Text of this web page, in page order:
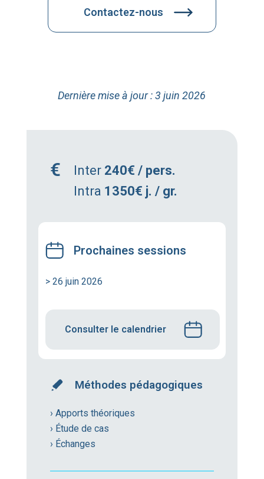
Contactez-nous
Dernière mise à jour : 3 juin 2026
Inter 240€ / pers.
Intra 1350€ j. / gr.
Prochaines sessions
> 26 juin 2026
Consulter le calendrier
Méthodes pédagogiques
› Apports théoriques
› Étude de cas
› Échanges